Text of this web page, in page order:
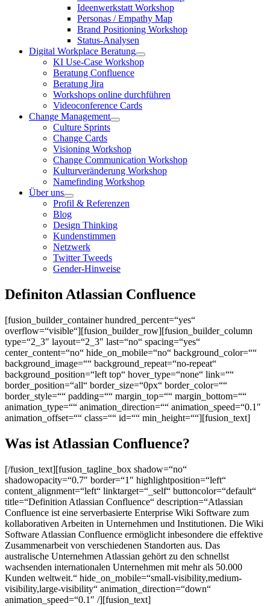
Ideenwerkstatt Workshop
Personas / Empathy Map
Brand Positioning Workshop
Status-Analysen
Digital Workplace Beratung
KI Use-Case Workshop
Beratung Confluence
Beratung Jira
Workshops online durchführen
Videoconference Cards
Change Management
Culture Sprints
Change Cards
Visioning Workshop
Change Communication Workshop
Kulturveränderung Workshop
Namefinding Workshop
Über uns
Profil & Referenzen
Blog
Design Thinking
Kundenstimmen
Netzwerk
Twitter Tweeds
Gender-Hinweise
Definiton Atlassian Confluence
[fusion_builder_container hundred_percent=“yes“
overflow=“visible“][fusion_builder_row][fusion_builder_column
type=“2_3″ layout=“2_3″ last=“no“ spacing=“yes“
center_content=“no“ hide_on_mobile=“no“ background_color=““
background_image=““ background_repeat=“no-repeat“
background_position=“left top“ hover_type=“none“ link=““
border_position=“all“ border_size=“0px“ border_color=““
border_style=““ padding=““ margin_top=““ margin_bottom=““
animation_type=““ animation_direction=““ animation_speed=“0.1″
animation_offset=““ class=““ id=““ min_height=““][fusion_text]
Was ist Atlassian Confluence?
[/fusion_text][fusion_tagline_box shadow=“no“
shadowopacity=“0.7″ border=“1″ highlightposition=“left“
content_alignment=“left“ linktarget=“_self“ buttoncolor=“default“
title=“Definition Atlassian Confluence“ description=“Atlassian
Confluence ist eine serverbasierte Enterprise Wiki Software zum
kollaborativen Arbeiten in Unternehmen und Institutionen. Die Wiki
Software Atlassian Confluence ermöglicht inbesondere die effektive
Zusammenarbeit von verschiedenen Standorten aus. Das
australische Unternehmen Atlassian gehört zu den schnellst
wachsenden internationalen Unternehmen mit mehr als 50.000
Kunden weltweit.“ hide_on_mobile=“small-visibility,medium-
visibility,large-visibility“ animation_direction=“down“
animation_speed=“0.1″ /][fusion_text]